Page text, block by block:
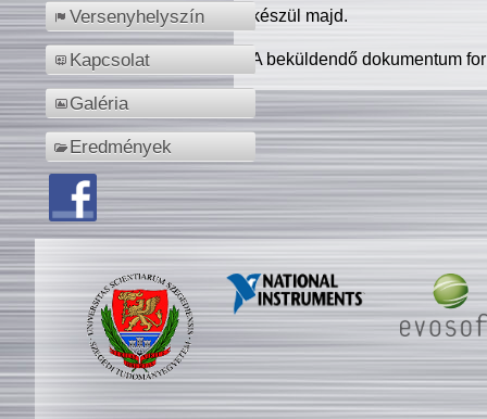
Versenyhelyszín
Kapcsolat
Galéria
Eredmények
készül majd.
A beküldendő dokumentum